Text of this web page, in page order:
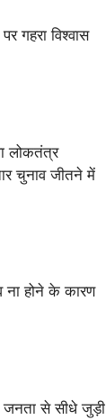
गहरा विश्वास
लोकतंत्र
चुनाव जीतने में
ना होने के कारण
जनता से सीधे जुड़ी